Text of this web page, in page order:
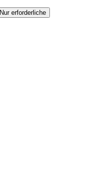
Nur erforderliche